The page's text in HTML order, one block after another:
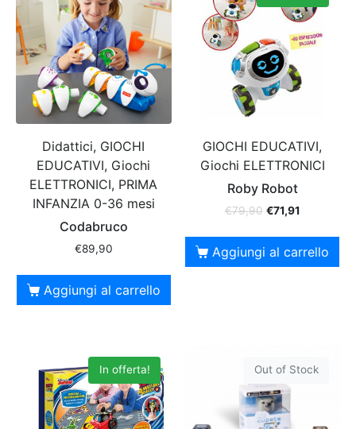
Didattici, GIOCHI
EDUCATIVI, Giochi
ELETTRONICI, PRIMA
INFANZIA 0-36 mesi
Codabruco
€89,90
Aggiungi al carrello
GIOCHI EDUCATIVI,
Giochi ELETTRONICI
Roby Robot
€79,90 €71,91
Aggiungi al carrello
In offerta! Out of Stock